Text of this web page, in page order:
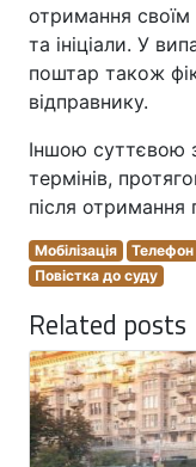
отримання
та ініціали. У
поштар також
відправнику.
Іншою суттєвою
термінів,
після отримання
Мобілізація Телефон
Повістка до суду
Related posts